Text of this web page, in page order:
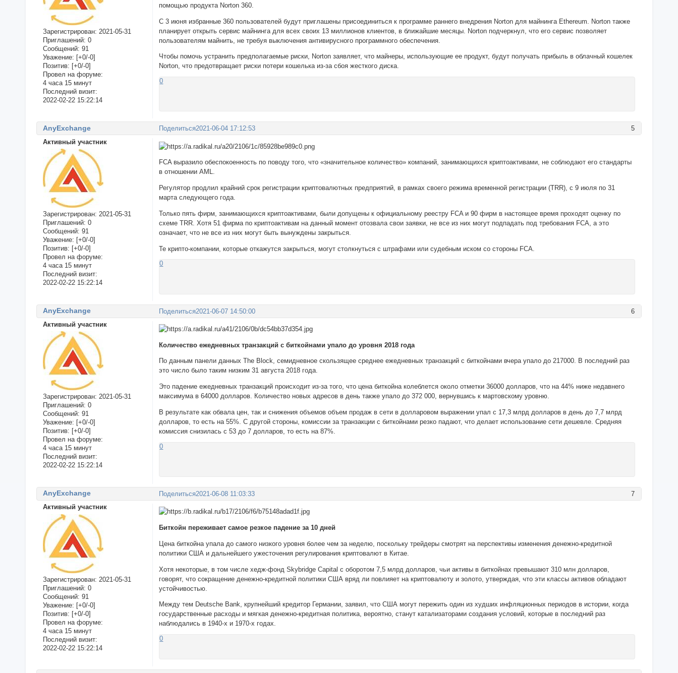
Зарегистрирован: 2021-05-31
Приглашений: 0
Сообщений: 91
Уважение: [+0/-0]
Позитив: [+0/-0]
Провел на форуме:
4 часа 15 минут
Последний визит:
2022-02-22 15:22:14
помощью продукта Norton 360.
С 3 июня избранные 360 пользователей будут приглашены присоединиться к программе раннего внедрения Norton для майнинга Ethereum. Norton также
планирует открыть сервис майнинга для всех своих 13 миллионов клиентов, в ближайшие месяцы. Norton подчеркнул, что его сервис позволяет
пользователям майнить, не требуя выключения антивирусного программного обеспечения.
Чтобы помочь устранить предполагаемые риски, Norton заявляет, что майнеры, использующие ее продукт, будут получать прибыль в облачный кошелек
Norton, что предотвращает риски потери кошелька из-за сбоя жесткого диска.
0
Поделиться 5
2021-06-04 17:12:53
AnyExchange
Активный участник
Зарегистрирован: 2021-05-31
Приглашений: 0
Сообщений: 91
Уважение: [+0/-0]
Позитив: [+0/-0]
Провел на форуме:
4 часа 15 минут
Последний визит:
2022-02-22 15:22:14
FCA выразило обеспокоенность по поводу того, что «значительное количество» компаний, занимающихся криптоактивами, не соблюдают его стандарты
в отношении AML.
Регулятор продлил крайний срок регистрации криптовалютных предприятий, в рамках своего режима временной регистрации (TRR), с 9 июля по 31
марта следующего года.
Только пять фирм, занимающихся криптоактивами, были допущены к официальному реестру FCA и 90 фирм в настоящее время проходят оценку по
схеме TRR. Хотя 51 фирма по криптоактивам на данный момент отозвала свои заявки, не все из них могут подпадать под требования FCA, а это
означает, что не все из них могут быть вынуждены закрыться.
Те крипто-компании, которые откажутся закрыться, могут столкнуться с штрафами или судебным иском со стороны FCA.
0
Поделиться 6
2021-06-07 14:50:00
AnyExchange
Активный участник
Зарегистрирован: 2021-05-31
Приглашений: 0
Сообщений: 91
Уважение: [+0/-0]
Позитив: [+0/-0]
Провел на форуме:
4 часа 15 минут
Последний визит:
2022-02-22 15:22:14
Количество ежедневных транзакций с биткойнами упало до уровня 2018 года
По данным панели данных The Block, семидневное скользящее среднее ежедневных транзакций с биткойнами вчера упало до 217000. В последний раз
это число было таким низким 31 августа 2018 года.
Это падение ежедневных транзакций происходит из-за того, что цена биткойна колеблется около отметки 36000 долларов, что на 44% ниже недавнего
максимума в 64000 долларов. Количество новых адресов в день также упало до 372 000, вернувшись к мартовскому уровню.
В результате как обвала цен, так и снижения объемов объем продаж в сети в долларовом выражении упал с 17,3 млрд долларов в день до 7,7 млрд
долларов, то есть на 55%. С другой стороны, комиссии за транзакции с биткойнами резко падают, что делает использование сети дешевле. Средняя
комиссия снизилась с 53 до 7 долларов, то есть на 87%.
0
Поделиться 7
2021-06-08 11:03:33
AnyExchange
Активный участник
Зарегистрирован: 2021-05-31
Приглашений: 0
Сообщений: 91
Уважение: [+0/-0]
Позитив: [+0/-0]
Провел на форуме:
4 часа 15 минут
Последний визит:
2022-02-22 15:22:14
Биткойн переживает самое резкое падение за 10 дней
Цена биткойна упала до самого низкого уровня более чем за неделю, поскольку трейдеры смотрят на перспективы изменения денежно-кредитной
политики США и дальнейшего ужесточения регулирования криптовалют в Китае.
Хотя некоторые, в том числе хедж-фонд Skybridge Capital с оборотом 7,5 млрд долларов, чьи активы в биткойнах превышают 310 млн долларов,
говорят, что сокращение денежно-кредитной политики США вряд ли повлияет на криптовалюту и золото, утверждая, что эти классы активов обладают
устойчивостью.
Между тем Deutsche Bank, крупнейший кредитор Германии, заявил, что США могут пережить один из худших инфляционных периодов в истории, когда
государственные расходы и мягкая денежно-кредитная политика, вероятно, станут катализаторами создания условий, которые в последний раз
наблюдались в 1940-х и 1970-х годах.
0